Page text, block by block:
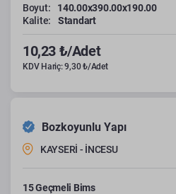
Boyut:
140.00x390.00x190.00
Kalite:
Standart
10,23 ₺/Adet
KDV Hariç: 9,30 ₺/Adet
Bozkoyunlu Yapı
KAYSERİ - İNCESU
15 Geçmeli Bims